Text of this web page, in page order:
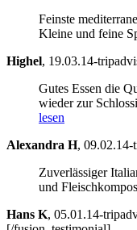
Feinste
Kleine und feine
Highel, 19.03.14-
Gutes Essen die
wieder zur
lesen
Alexandra H, 09.02.14-
Zuverlässiger
und
Hans K, 05.01.14-